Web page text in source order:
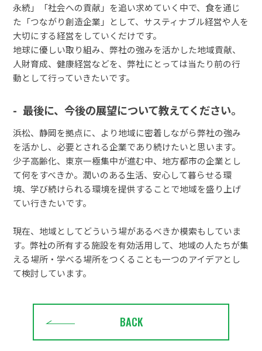
永続」「社会への貢献」を追い求めていく中で、食を通じ
た「つながり創造企業」として、サスティナブル経営や人を
大切にする経営をしていくだけです。
地球に優しい取り組み、弊社の強みを活かした地域貢献、
人財育成、健康経営などを、弊社にとっては当たり前の行
動として行っていきたいです。
最後に、今後の展望について教えてください。
浜松、静岡を拠点に、より地域に密着しながら弊社の強み
を活かし、必要とされる企業であり続けたいと思います。
少子高齢化、東京一極集中が進む中、地方都市の企業とし
て何をすべきか。潤いのある生活、安心して暮らせる環
境、学び続けられる環境を提供することで地域を盛り上げ
てい行きたいです。
現在、地域としてどういう場があるべきか模索もしていま
す。弊社の所有する施設を有効活用して、地域の人たちが集
える場所・学べる場所をつくることも一つのアイデアとし
て検討しています。
BACK